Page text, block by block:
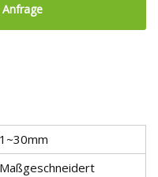
Anfrage
1~30mm
Maßgeschneidert